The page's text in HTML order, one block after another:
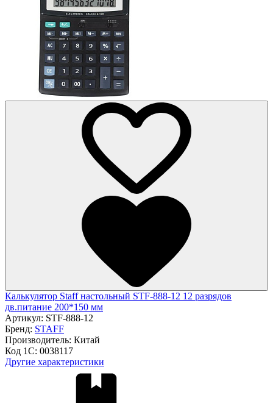
Калькулятор Staff настольный STF-888-12 12 разрядов
дв.питание 200*150 мм
Артикул: STF-888-12
Бренд: STAFF
Производитель: Китай
Код 1С: 0038117
Другие характеристики